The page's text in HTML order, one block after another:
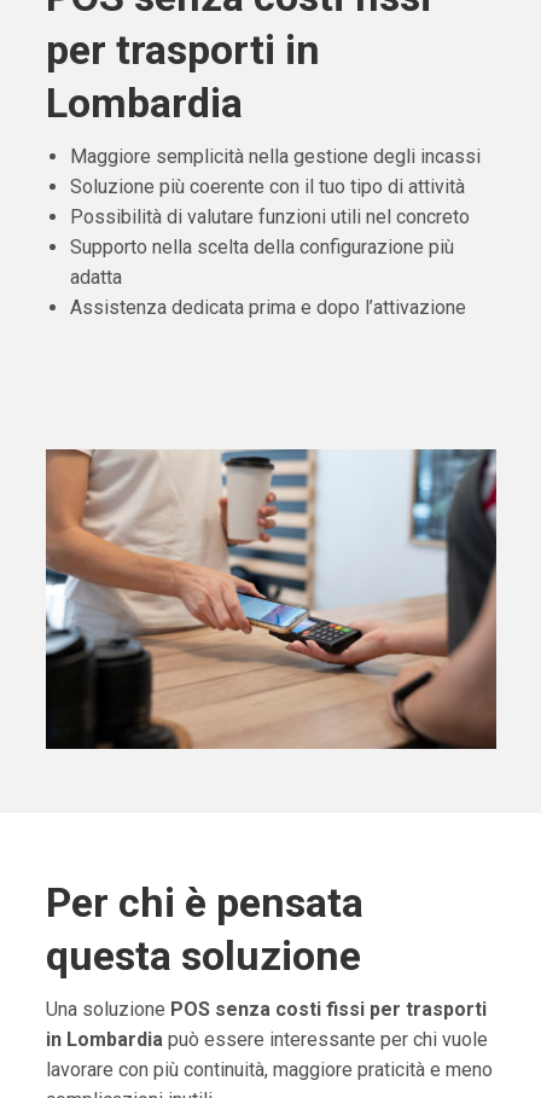
per trasporti in
Lombardia
Maggiore semplicità nella gestione degli incassi
Soluzione più coerente con il tuo tipo di attività
Possibilità di valutare funzioni utili nel concreto
Supporto nella scelta della configurazione più
adatta
Assistenza dedicata prima e dopo l’attivazione
Per chi è pensata
questa soluzione
Una soluzione POS senza costi fissi per trasporti
in Lombardiapuò essere interessante per chi vuole
lavorare con più continuità, maggiore praticità e meno